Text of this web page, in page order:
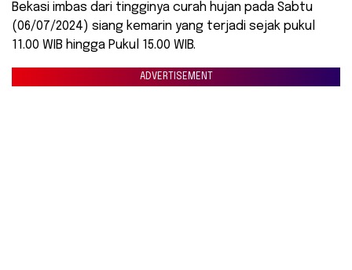
Bekasi imbas dari tingginya curah hujan pada Sabtu
(06/07/2024) siang kemarin yang terjadi sejak pukul
11.00 WIB hingga Pukul 15.00 WIB.
ADVERTISEMENT